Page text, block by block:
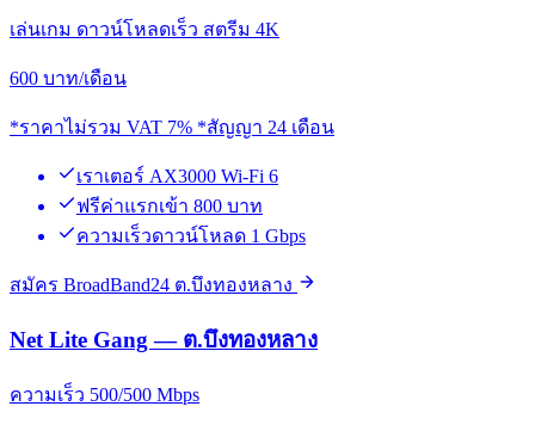
เล่นเกม ดาวน์โหลดเร็ว สตรีม 4K
600 บาท/เดือน
*ราคาไม่รวม VAT 7% *สัญญา 24 เดือน
เราเตอร์ AX3000 Wi-Fi 6
ฟรีค่าแรกเข้า 800 บาท
ความเร็วดาวน์โหลด 1 Gbps
สมัคร BroadBand24 ต.บึงทองหลาง
Net Lite Gang — ต.บึงทองหลาง
ความเร็ว 500/500 Mbps